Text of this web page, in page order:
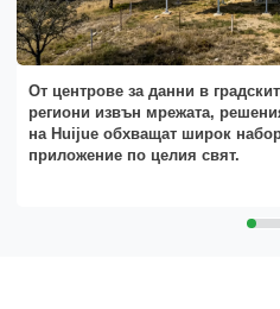
От центрове за данни в
региони извън мрежата,
на Huijue обхващат широк
приложение по целия свят.